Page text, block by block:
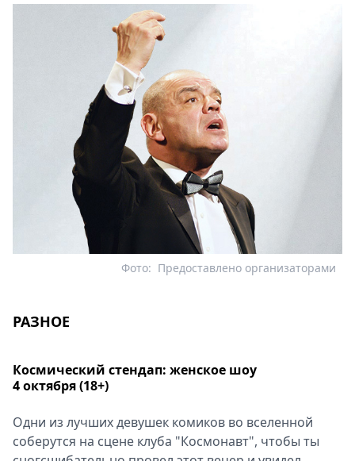
Предоставлено организаторами
Фото:
РАЗНОЕ
Космический стендап: женское шоу
4 октября (18+)
Одни из лучших девушек комиков во вселенной
соберутся на сцене клуба "Космонавт", чтобы ты